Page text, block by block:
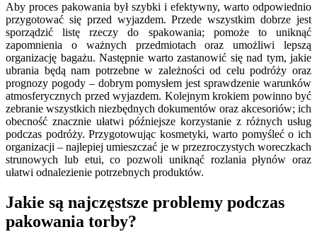
Aby proces pakowania był szybki i efektywny, warto odpowiednio
przygotować się przed wyjazdem. Przede wszystkim dobrze jest
sporządzić listę rzeczy do spakowania; pomoże to uniknąć
zapomnienia o ważnych przedmiotach oraz umożliwi lepszą
organizację bagażu. Następnie warto zastanowić się nad tym, jakie
ubrania będą nam potrzebne w zależności od celu podróży oraz
prognozy pogody – dobrym pomysłem jest sprawdzenie warunków
atmosferycznych przed wyjazdem. Kolejnym krokiem powinno być
zebranie wszystkich niezbędnych dokumentów oraz akcesoriów; ich
obecność znacznie ułatwi późniejsze korzystanie z różnych usług
podczas podróży. Przygotowując kosmetyki, warto pomyśleć o ich
organizacji – najlepiej umieszczać je w przezroczystych woreczkach
strunowych lub etui, co pozwoli uniknąć rozlania płynów oraz
ułatwi odnalezienie potrzebnych produktów.
Jakie są najczęstsze problemy podczas
pakowania torby?